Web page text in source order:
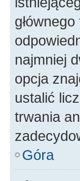
najmniej
opcja
ustalić
trwania
Góra